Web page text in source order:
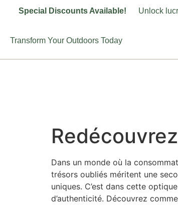
Special Discounts Available! Unlock
Transform Your Outdoors Today
Dans un monde où la
trésors oubliés méritent une
uniques. C’est dans cette
d’authenticité. Découvrez